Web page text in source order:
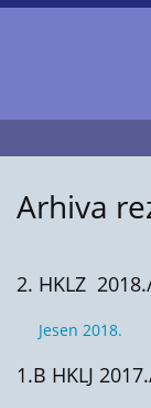
Arhiva
2. HKLZ
Jesen 2018.
1.B HKLJ